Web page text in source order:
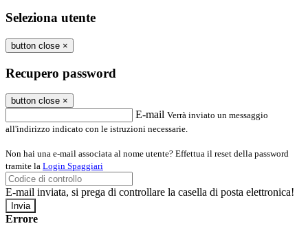
Seleziona utente
button close ×
Recupero password
button close ×
E-mail Verrà inviato un messaggio
all'indirizzo indicato con le istruzioni necessarie.
Non hai una e-mail associata al nome utente? Effettua il reset della password
tramite la Login Spaggiari
E-mail inviata, si prega di controllare la casella di posta elettronica!
Errore